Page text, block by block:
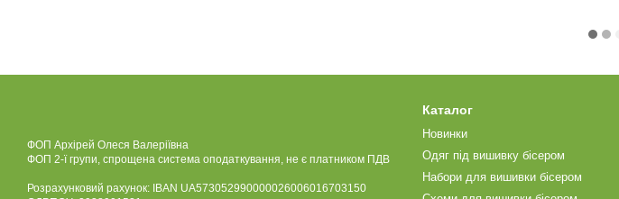
ФОП Архірей Олеся Валеріївна
ФОП 2-ї групи, спрощена система оподаткування, не є платником ПДВ
Розрахунковий рахунок: IBAN UA573052990000026006016703150
Каталог
Новинки
Одяг під вишивку бісером
Набори для вишивки бісером